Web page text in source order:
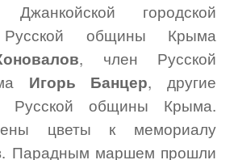
Джанкойской городской
Русской общины Крыма
, член Русской
Игорь Банцер, другие
Русской общины Крыма.
цветы к мемориалу
Парадным маршем прошли